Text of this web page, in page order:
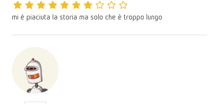
mi è piaciuta la storia ma solo che è troppo lungo